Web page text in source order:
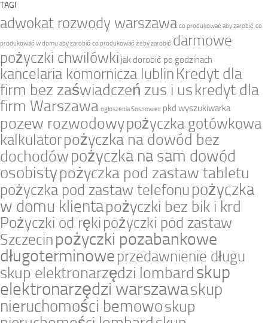
TAGI
adwokat rozwody warszawa co produkować aby zarobić co
produkować w domu aby zarobić co produkować żeby zarobić darmowe
pożyczki chwilówki jak dorobić po godzinach
kancelaria komornicza lublin Kredyt dla
firm bez zaświadczeń zus i uskredyt dla
firm Warszawa ogłoszenia Sosnowiec pkd wyszukiwarka
pozew rozwodowypożyczka gotówkowa
kalkulatorpożyczka na dowód bez
dochodówpożyczka na sam dowód
osobistypożyczka pod zastaw tabletu
pożyczka pod zastaw telefonu pożyczka
w domu klientapożyczki bez bik i krd
Pożyczki od ręki pożyczki pod zastaw
Szczecin pożyczki pozabankowe
długoterminowe przedawnienie długu
skup elektronarzędzi lombardskup
elektronarzędzi warszawaskup
nieruchomości bemowoskup